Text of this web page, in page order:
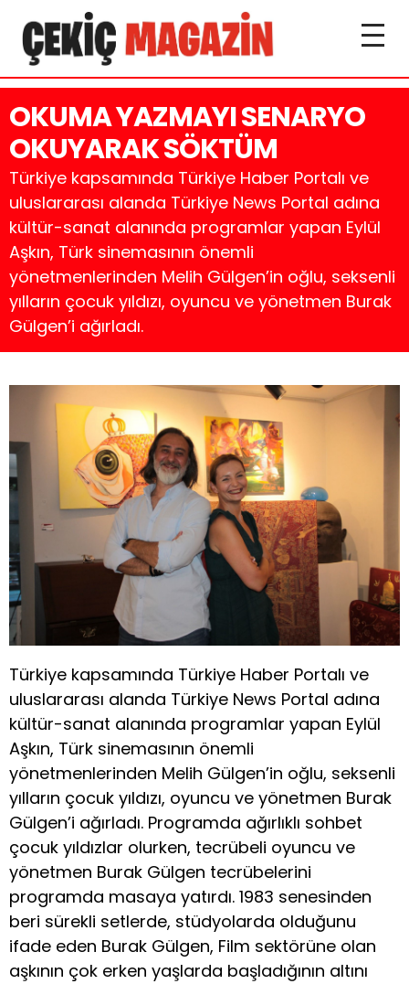
OKUMA YAZMAYI SENARYO
OKUYARAK SÖKTÜM
Türkiye kapsamında Türkiye Haber Portalı ve
uluslararası alanda Türkiye News Portal adına
kültür-sanat alanında programlar yapan Eylül
Aşkın, Türk sinemasının önemli
yönetmenlerinden Melih Gülgen’in oğlu, seksenli
yılların çocuk yıldızı, oyuncu ve yönetmen Burak
Gülgen’i ağırladı.
Türkiye kapsamında Türkiye Haber Portalı ve
uluslararası alanda Türkiye News Portal adına
kültür-sanat alanında programlar yapan Eylül
Aşkın, Türk sinemasının önemli
yönetmenlerinden Melih Gülgen’in oğlu, seksenli
yılların çocuk yıldızı, oyuncu ve yönetmen Burak
Gülgen’i ağırladı. Programda ağırlıklı sohbet
çocuk yıldızlar olurken, tecrübeli oyuncu ve
yönetmen Burak Gülgen tecrübelerini
programda masaya yatırdı. 1983 senesinden
beri sürekli setlerde, stüdyolarda olduğunu
ifade eden Burak Gülgen, Film sektörüne olan
aşkının çok erken yaşlarda başladığının altını